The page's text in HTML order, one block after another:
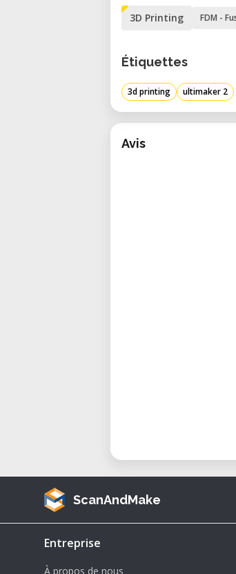
• Uso
• Ferramentas e
produção de baixo
Características e
Projetada para
• Compatibilidade
• Placa de
•
A Ultimaker 2 é
fluxo de trabalho
• Projeto Mecânico
qualidade.
• Personalizável
• Aquecimento e
3D Printing FDM -
Étiquettes
3d printing ultimaker 2
Avis
ScanAndMake
Entreprise
À propos de nous